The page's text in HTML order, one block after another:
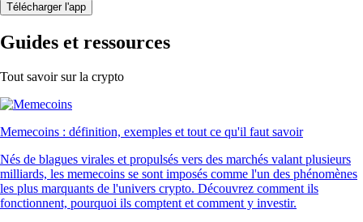
Télécharger l'app
Guides et ressources
Tout savoir sur la crypto
Memecoins : définition, exemples et tout ce qu'il faut savoir
Nés de blagues virales et propulsés vers des marchés valant plusieurs
milliards, les memecoins se sont imposés comme l'un des phénomènes
les plus marquants de l'univers crypto. Découvrez comment ils
fonctionnent, pourquoi ils comptent et comment y investir.